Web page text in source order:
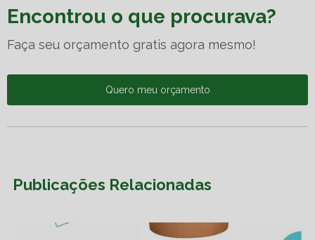
Encontrou o que procurava?
Faça seu orçamento gratis agora mesmo!
Quero meu orçamento
Publicações Relacionadas